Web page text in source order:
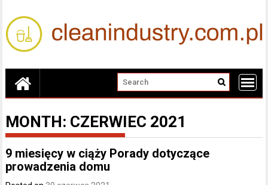
content
MONTH: CZERWIEC 2021
9 miesięcy w ciąży Porady dotyczące
prowadzenia domu